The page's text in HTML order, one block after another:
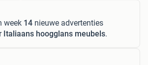
week 14 nieuwe advertenties
Italiaans hoogglans meubels.